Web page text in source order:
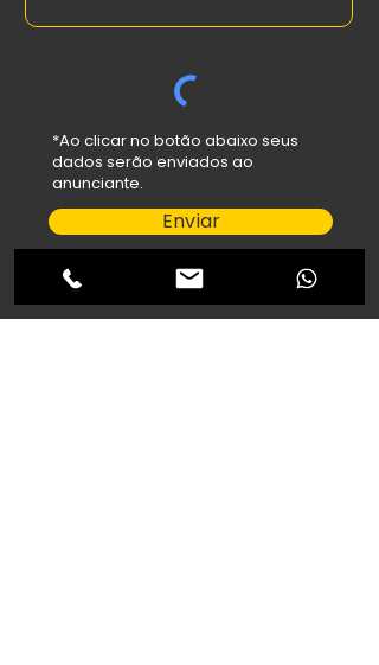
*Ao clicar no botão abaixo seus
dados serão enviados ao
anunciante.
Enviar